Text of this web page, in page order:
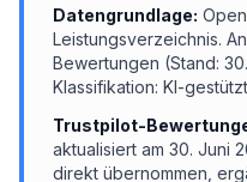
Datengrundlage:
Leistungsverzeichnis.
Bewertungen (Stand:
Klassifikation: KI-
Trustpilot-
aktualisiert am 30. Juni
direkt übernommen,